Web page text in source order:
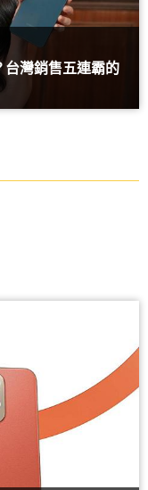
灣銷售五連霸的